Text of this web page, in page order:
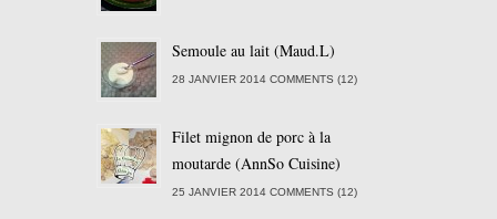
Semoule au lait (Maud.L)
28 JANVIER 2014 COMMENTS (12)
Filet mignon de porc à la
moutarde (AnnSo Cuisine)
25 JANVIER 2014 COMMENTS (12)